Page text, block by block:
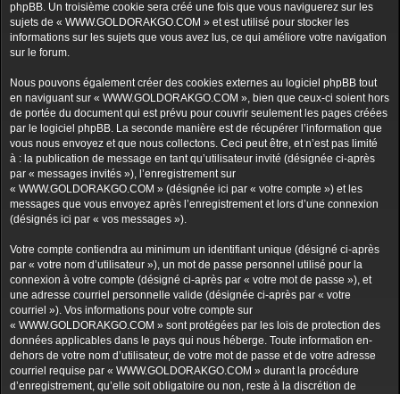
phpBB. Un troisième cookie sera créé une fois que vous naviguerez sur les
sujets de « WWW.GOLDORAKGO.COM » et est utilisé pour stocker les
informations sur les sujets que vous avez lus, ce qui améliore votre navigation
sur le forum.
Nous pouvons également créer des cookies externes au logiciel phpBB tout
en naviguant sur « WWW.GOLDORAKGO.COM », bien que ceux-ci soient hors
de portée du document qui est prévu pour couvrir seulement les pages créées
par le logiciel phpBB. La seconde manière est de récupérer l’information que
vous nous envoyez et que nous collectons. Ceci peut être, et n’est pas limité
à : la publication de message en tant qu’utilisateur invité (désignée ci-après
par « messages invités »), l’enregistrement sur
« WWW.GOLDORAKGO.COM » (désignée ici par « votre compte ») et les
messages que vous envoyez après l’enregistrement et lors d’une connexion
(désignés ici par « vos messages »).
Votre compte contiendra au minimum un identifiant unique (désigné ci-après
par « votre nom d’utilisateur »), un mot de passe personnel utilisé pour la
connexion à votre compte (désigné ci-après par « votre mot de passe »), et
une adresse courriel personnelle valide (désignée ci-après par « votre
courriel »). Vos informations pour votre compte sur
« WWW.GOLDORAKGO.COM » sont protégées par les lois de protection des
données applicables dans le pays qui nous héberge. Toute information en-
dehors de votre nom d’utilisateur, de votre mot de passe et de votre adresse
courriel requise par « WWW.GOLDORAKGO.COM » durant la procédure
d’enregistrement, qu’elle soit obligatoire ou non, reste à la discrétion de